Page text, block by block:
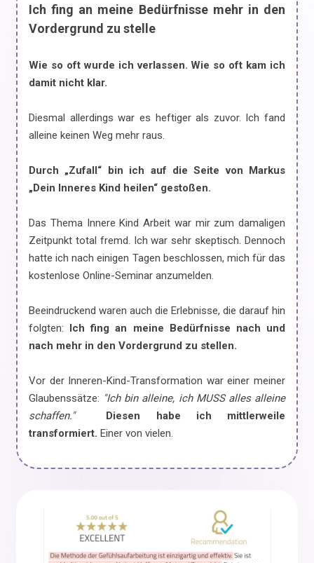
Ich fing an meine Bedürfnisse mehr in den
Vordergrund zu stelle
Wie so oft wurde ich verlassen. Wie so oft kam ich
damit nicht klar.
Diesmal allerdings war es heftiger als zuvor. Ich fand
alleine keinen Weg mehr raus.
Durch „Zufall“ bin ich auf die Seite von Markus
„Dein Inneres Kind heilen“ gestoßen.
Das Thema Innere Kind Arbeit war mir zum damaligen
Zeitpunkt total fremd. Ich war sehr skeptisch. Dennoch
hatte ich nach einigen Tagen beschlossen, mich für das
kostenlose Online-Seminar anzumelden.
Beeindruckend waren auch die Erlebnisse, die darauf hin
folgten:
Ich fing an meine Bedürfnisse nach und
nach mehr in den Vordergrund zu stellen.
Vor der Inneren-Kind-Transformation war einer meiner
Glaubenssätze: "Ich bin alleine, ich MUSS alles alleine
schaffen."
Diesen habe ich mittlerweile
transformiert. Einer von vielen.